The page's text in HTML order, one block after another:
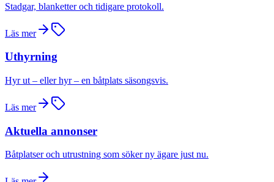
Stadgar, blanketter och tidigare protokoll.
Läs mer
Uthyrning
Hyr ut – eller hyr – en båtplats säsongsvis.
Läs mer
Aktuella annonser
Båtplatser och utrustning som söker ny ägare just nu.